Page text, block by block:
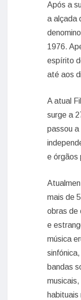
Após a
a alçada
1976.
espírito
até aos
A atual
surge a
passou a
e órgãos
mais de
obras de
e
música
bandas